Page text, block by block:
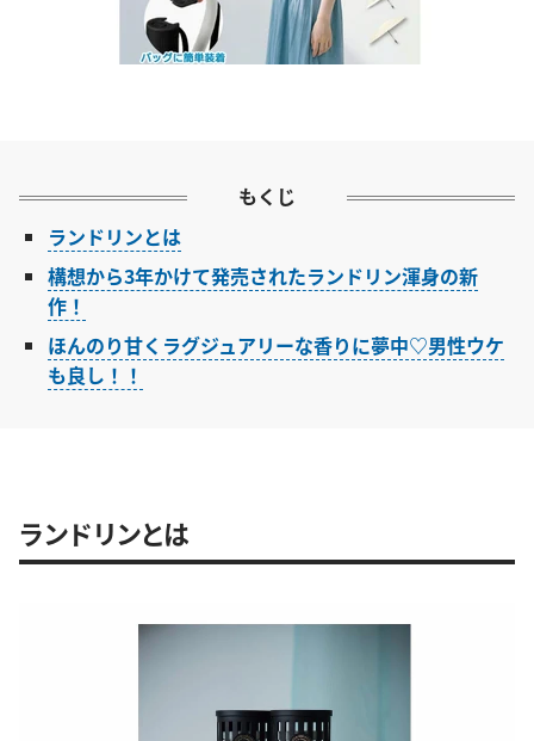
もくじ
ランドリンとは
構想から3年かけて発売されたランドリン渾身の新
作！
ほんのり甘くラグジュアリーな香りに夢中♡男性ウケ
も良し！！
ランドリンとは